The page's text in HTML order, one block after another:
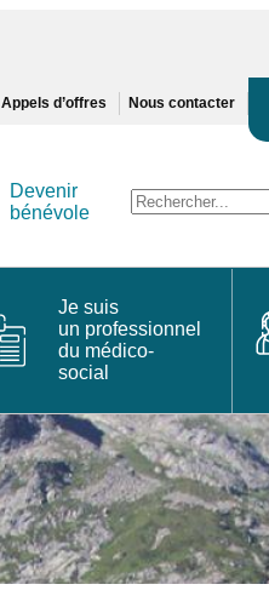
Appels d’offres Nous contacter
Devenir
bénévole
Recherche
Je suis
un professionnel
du médico-
social